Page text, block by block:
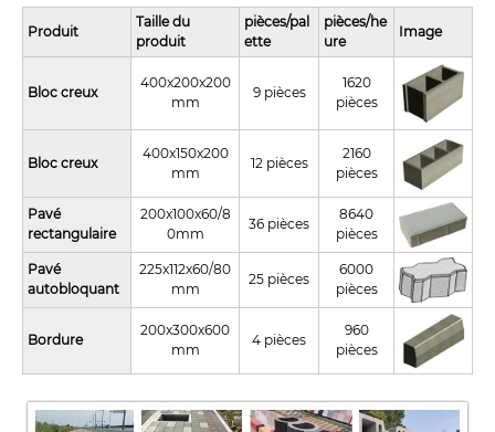
Produit
Taille du
produit
pièces/pal
ette
pièces/he
ure
Image
Bloc creux
400x200x200
mm
9 pièces
1620
pièces
Bloc creux
400x150x200
mm
12 pièces
2160
pièces
Pavé
rectangulaire
200x100x60/8
0mm
36 pièces
8640
pièces
Pavé
autobloquant
225x112x60/80
mm
25 pièces
6000
pièces
Bordure
200x300x600
mm
4 pièces
960
pièces